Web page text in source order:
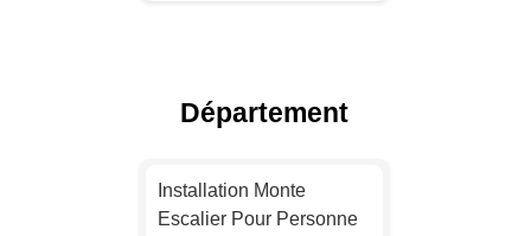
Département
Installation Monte
Escalier Pour Personne